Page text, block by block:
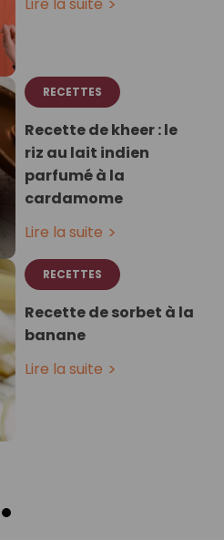
RECETTES
Recette de kheer : le
riz au lait indien
parfumé à la
cardamome
Lire la suite
RECETTES
Recette de sorbet à la
banane
Lire la suite